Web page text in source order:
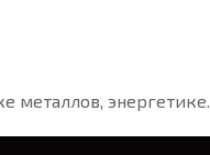
металлов, энергетике.